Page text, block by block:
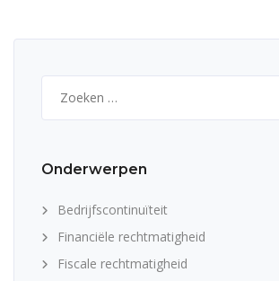
naar:
Onderwerpen
Bedrijfscontinuïteit
Financiële rechtmatigheid
Fiscale rechtmatigheid